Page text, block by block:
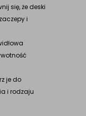
się, że deski
i
je do
i rodzaju